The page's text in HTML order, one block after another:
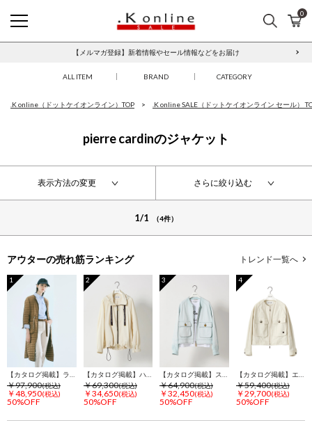
検索 カ
0
【メルマガ登録】新着情報やセール情報などをお届け
本人認証サービス「3Dセキュア2.0」について
ALL ITEM BRAND CATEGORY
.K online（ドットケイオンライン）TOP .K online SALE（ドットケイオンライン セール）
pierre cardinのジャケット
表示方法の変更 さらに絞り込む
1/1 （4件）
アウターの売れ筋ランキング トレンド一覧へ
1
￥97,900(税込)
￥48,950(税込)
50%OFF
2
【カタログ掲載】ハイカウントツイル フーディ ジャケット
￥69,300(税込)
￥34,650(税込)
50%OFF
3
￥64,900(税込)
￥32,450(税込)
50%OFF
4
￥59,400(税込)
￥29,700(税込)
50%OFF